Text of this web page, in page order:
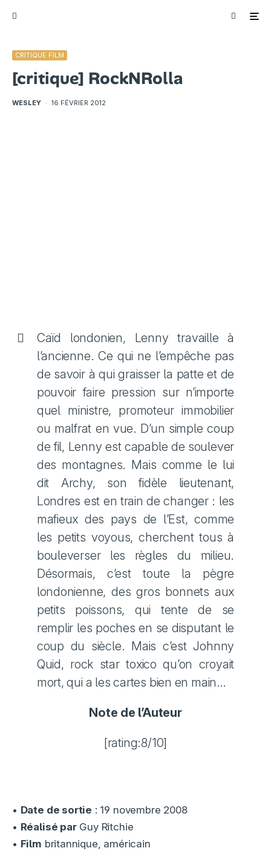
CRITIQUE FILM
[critique] RockNRolla
WESLEY · 16 FÉVRIER 2012
Caïd londonien, Lenny travaille à
l’ancienne. Ce qui ne l’empêche pas
de savoir à qui graisser la patte et de
pouvoir faire pression sur n’importe
quel ministre, promoteur immobilier
ou malfrat en vue. D’un simple coup
de fil, Lenny est capable de soulever
des montagnes. Mais comme le lui
dit Archy, son fidèle lieutenant,
Londres est en train de changer : les
mafieux des pays de l’Est, comme
les petits voyous, cherchent tous à
bouleverser les règles du milieu.
Désormais, c’est toute la pègre
londonienne, des gros bonnets aux
petits poissons, qui tente de se
remplir les poches en se disputant le
coup du siècle. Mais c’est Johnny
Quid, rock star toxico qu’on croyait
mort, qui a les cartes bien en main…
Note de l’Auteur
[rating:8/10]
• Date de sortie : 19 novembre 2008
• Réalisé parGuy Ritchie
• Film britannique, américain